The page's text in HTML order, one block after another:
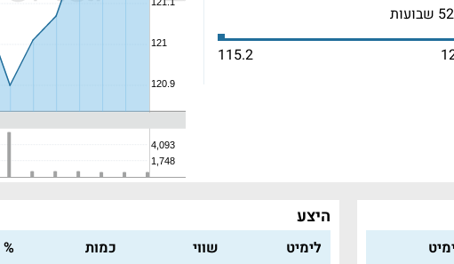
115.2
היצע
לימיט שווי כמות
%